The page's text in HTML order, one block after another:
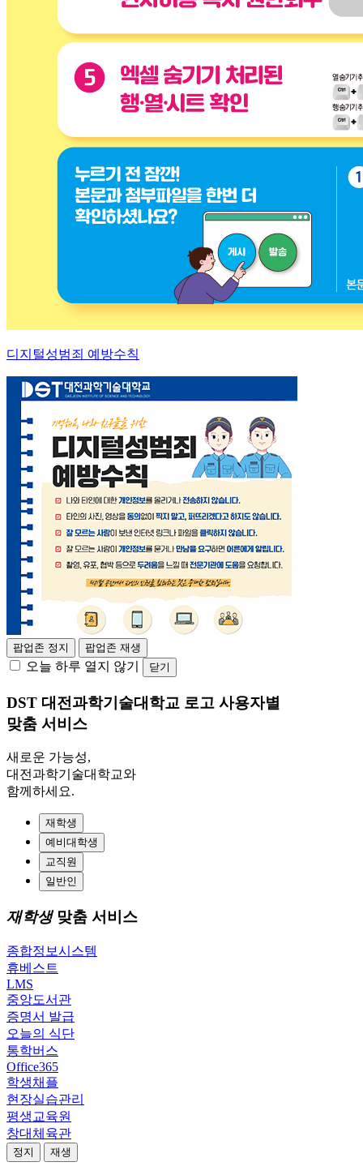
디지털성범죄 예방수칙
팝업존 정지 팝업존 재생
오늘 하루 열지 않기 닫기
DST 대전과학기술대학교 로고 사용자별
맞춤 서비스
새로운 가능성,
대전과학기술대학교와
함께하세요.
재학생
예비대학생
교직원
일반인
재학생맞춤 서비스
종합정보시스템
휴베스트
LMS
중앙도서관
증명서 발급
오늘의 식단
통학버스
Office365
학생채플
현장실습관리
평생교육원
창대체육관
정지 재생